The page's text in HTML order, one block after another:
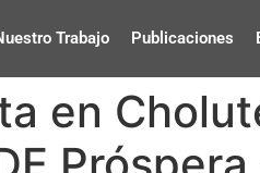
Trabajo Publicaciones
en